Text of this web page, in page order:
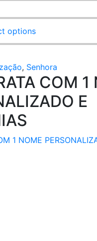
multiple
variants.
The
may
be
chosen
on
page
optionsThis
product
multiple
variants.
The
options
chosen
, Senhora
COM 1
E
1 NOME